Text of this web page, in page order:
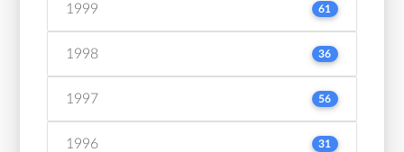
1999 61
1998 36
1997 56
1996 31